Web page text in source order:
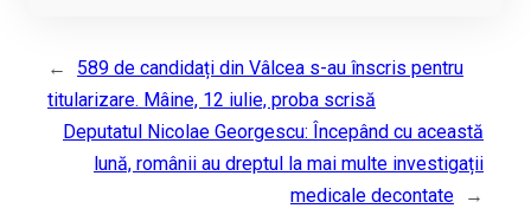
←
589 de candidați din Vâlcea s-au înscris pentru
titularizare. Mâine, 12 iulie, proba scrisă
Deputatul Nicolae Georgescu: Începând cu această
lună, românii au dreptul la mai multe investigații
medicale decontate
→